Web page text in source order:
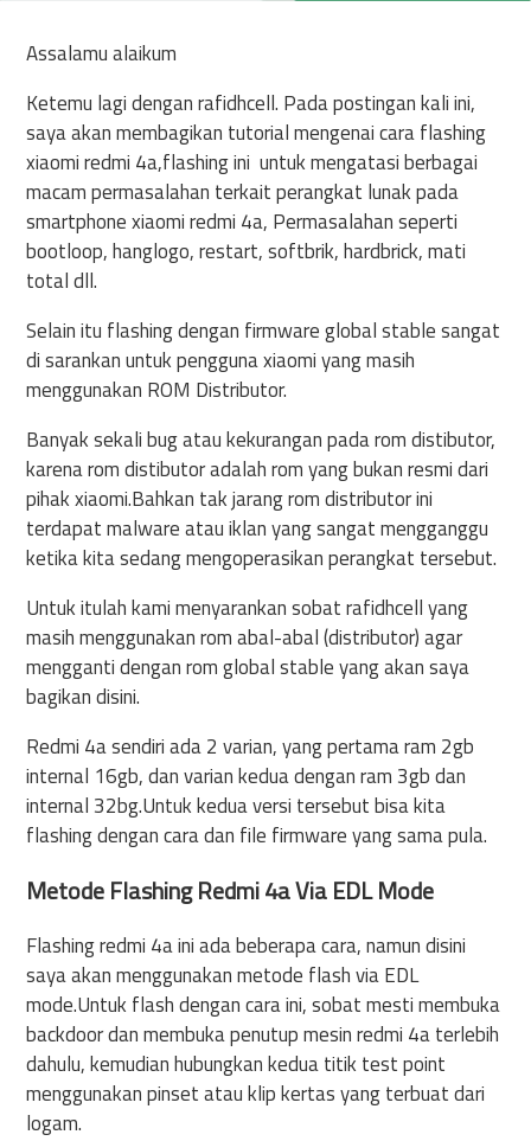
Assalamu alaikum
Ketemu lagi dengan rafidhcell. Pada postingan kali ini,
saya akan membagikan tutorial mengenai cara flashing
xiaomi redmi 4a,flashing ini untuk mengatasi berbagai
macam permasalahan terkait perangkat lunak pada
smartphone xiaomi redmi 4a, Permasalahan seperti
bootloop, hanglogo, restart, softbrik, hardbrick, mati
total dll.
Selain itu flashing dengan firmware global stable sangat
di sarankan untuk pengguna xiaomi yang masih
menggunakan ROM Distributor.
Banyak sekali bug atau kekurangan pada rom distibutor,
karena rom distibutor adalah rom yang bukan resmi dari
pihak xiaomi.Bahkan tak jarang rom distributor ini
terdapat malware atau iklan yang sangat mengganggu
ketika kita sedang mengoperasikan perangkat tersebut.
Untuk itulah kami menyarankan sobat rafidhcell yang
masih menggunakan rom abal-abal (distributor) agar
mengganti dengan rom global stable yang akan saya
bagikan disini.
Redmi 4a sendiri ada 2 varian, yang pertama ram 2gb
internal 16gb, dan varian kedua dengan ram 3gb dan
internal 32bg.Untuk kedua versi tersebut bisa kita
flashing dengan cara dan file firmware yang sama pula.
Metode Flashing Redmi 4a Via EDL Mode
Flashing redmi 4a ini ada beberapa cara, namun disini
saya akan menggunakan metode flash via EDL
mode.Untuk flash dengan cara ini, sobat mesti membuka
backdoor dan membuka penutup mesin redmi 4a terlebih
dahulu, kemudian hubungkan kedua titik test point
menggunakan pinset atau klip kertas yang terbuat dari
logam.